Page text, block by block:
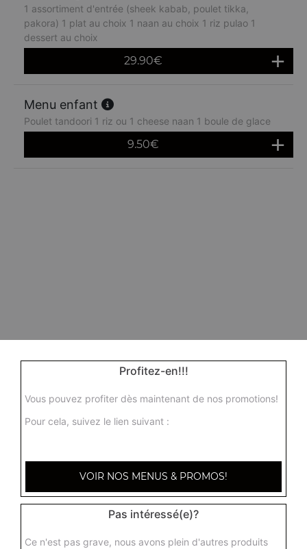
1 assortiment d'entrée (sheek kabab, poulet tikka,
pakora) 1 plat au choix 1 naan au choix 1 riz pulao 1
dessert au choix
29.90€
Menu enfant
Poulet tandoori 1 riz ou 1 cheese naan 1 boule de glace
9.50€
Profitez-en!!!
Vous pouvez profiter dès maintenant de nos promotions!
Pour cela, suivez le lien suivant :
VOIR NOS MENUS & PROMOS!
Pas intéressé(e)?
Ce n'est pas grave, nous avons plein d'autres produits